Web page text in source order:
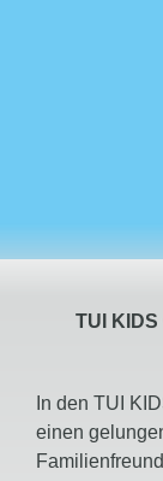
TUI
In den TUI
einen